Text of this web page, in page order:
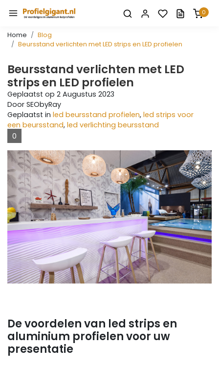
0
Home
Blog
Beursstand verlichten met LED strips en LED profielen
Beursstand verlichten met LED
strips en LED profielen
Geplaatst op 2 Augustus 2023
Door SEObyRay
Geplaatst in led beursstand profielen, led strips voor
een beursstand, led verlichting beursstand
0
De voordelen van led strips en
aluminium profielen voor uw
presentatie